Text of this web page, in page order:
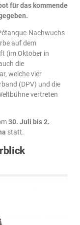
für das kommende
Nachwuchs
auf dem
(im Oktober in
die
welche vier
(DPV) und die
vertreten
30. Juli bis 2.
statt.